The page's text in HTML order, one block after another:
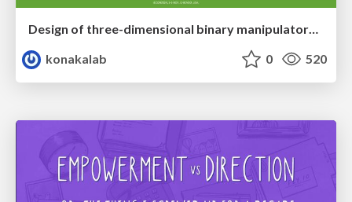
Design of three-dimensional binary manipulators for pick-and-place task avoiding obstacles (IECON2024)
konakalab
0 520